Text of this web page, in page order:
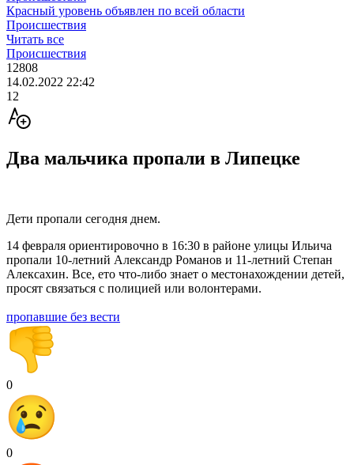
Красный уровень объявлен по всей области
Происшествия
Читать все
Происшествия
12808
14.02.2022 22:42
12
Два мальчика пропали в Липецке
Дети пропали сегодня днем.
14 февраля ориентировочно в 16:30 в районе улицы Ильича
пропали 10-летний Александр Романов и 11-летний Степан
Алексахин. Все, ето что-либо знает о местонахождении детей,
просят связаться с полицией или волонтерами.
пропавшие без вести
0
0